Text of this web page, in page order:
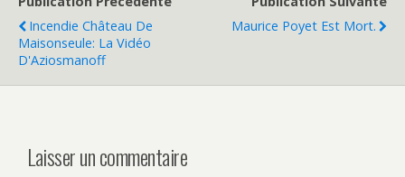
Incendie Château De
Maisonseule: La Vidéo
D'Aziosmanoff
Maurice Poyet Est Mort.
Laisser un commentaire